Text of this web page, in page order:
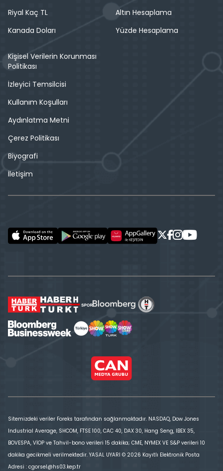
Riyal Kaç TL
Kanada Doları
Altın Hesaplama
Yüzde Hesaplama
Kişisel Verilerin Korunması
Politikası
İzleyici Temsilcisi
Kullanım Koşulları
Aydınlatma Metni
Çerez Politikası
Biyografi
İletişim
Sitemizdeki veriler Foreks tarafından sağlanmaktadır. NASDAQ, Dow Jones
Industrial Average, SHCOM, FTSE 100, CAC 40, DAX 30, Hang Seng, IBEX 35,
BOVESPA, VİOP ve Tahvil-bono verileri 15 dakika; CME, NYMEX VE S&P verileri 10
dakika gecikmeli verilmektedir. YASAL UYARI © 2026 Kayıtlı Elektronik Posta
Adresi : cgorsel@hs03.kep.tr